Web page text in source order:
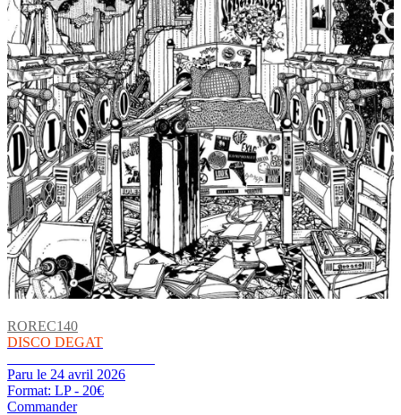
ROREC140
DISCO DEGAT
Paru le 24 avril 2026
Format: LP - 20€
Commander